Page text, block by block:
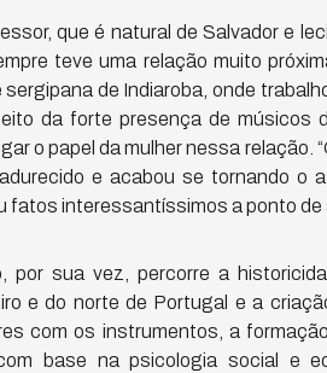
que é natural de Salvador e
teve uma relação muito
sergipana de Indiaroba, onde
da forte presença de músicos
o papel da mulher nessa
e acabou se tornando o
fatos interessantíssimos a ponto de
por sua vez, percorre a
e do norte de Portugal e a
com os instrumentos, a
base na psicologia social e